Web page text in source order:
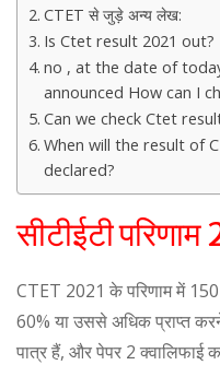
CTET से जुड़े अन्य लेख:
Is Ctet result 2021 out?
no , at the date of
announced How can I
Can we check Ctet
When will the result of
declared?
सीटीईटी
CTET 2021 के परिणाम में
60% या उससे अधिक प्राप्त
पात्र हैं, और पेपर 2 क्वालिफाई